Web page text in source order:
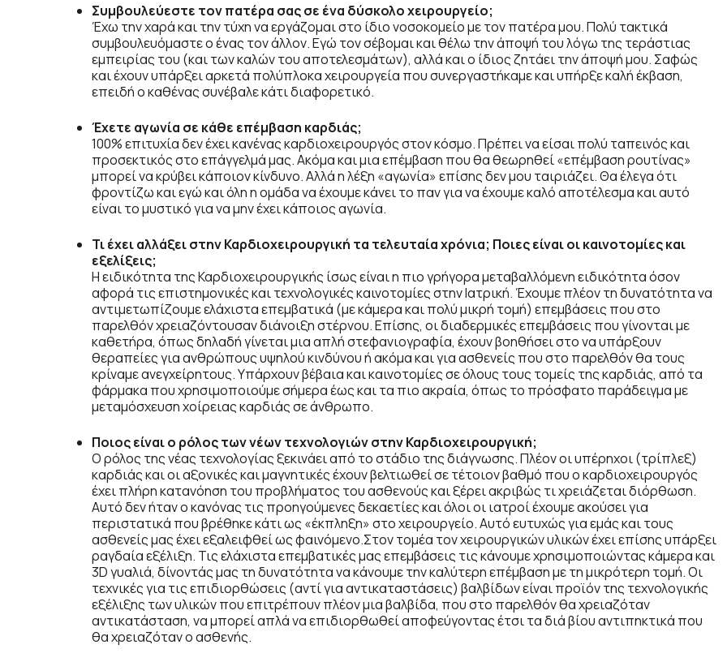
Συμβουλεύεστε τον πατέρα σας σε ένα δύσκολο χειρουργείο;
Έχω την χαρά και την τύχη να εργάζομαι στο ίδιο νοσοκομείο με τον πατέρα μου. Πολύ τακτικά
συμβουλευόμαστε ο ένας τον άλλον. Εγώ τον σέβομαι και θέλω την άποψή του λόγω της τεράστιας
εμπειρίας του (και των καλών του αποτελεσμάτων), αλλά και ο ίδιος ζητάει την άποψή μου. Σαφώς
και έχουν υπάρξει αρκετά πολύπλοκα χειρουργεία που συνεργαστήκαμε και υπήρξε καλή έκβαση,
επειδή ο καθένας συνέβαλε κάτι διαφορετικό.
Έχετε αγωνία σε κάθε επέμβαση καρδιάς;
100% επιτυχία δεν έχει κανένας καρδιοχειρουργός στον κόσμο. Πρέπει να είσαι πολύ ταπεινός και
προσεκτικός στο επάγγελμά μας. Ακόμα και μια επέμβαση που θα θεωρηθεί «επέμβαση ρουτίνας»
μπορεί να κρύβει κάποιον κίνδυνο. Αλλά η λέξη «αγωνία» επίσης δεν μου ταιριάζει. Θα έλεγα ότι
φροντίζω και εγώ και όλη η ομάδα να έχουμε κάνει το παν για να έχουμε καλό αποτέλεσμα και αυτό
είναι το μυστικό για να μην έχει κάποιος αγωνία.
Τι έχει αλλάξει στην Καρδιοχειρουργική τα τελευταία χρόνια; Ποιες είναι οι καινοτομίες και
εξελίξεις;
Η ειδικότητα της Καρδιοχειρουργικής ίσως είναι η πιο γρήγορα μεταβαλλόμενη ειδικότητα όσον
αφορά τις επιστημονικές και τεχνολογικές καινοτομίες στην Ιατρική. Έχουμε πλέον τη δυνατότητα να
αντιμετωπίζουμε ελάχιστα επεμβατικά (με κάμερα και πολύ μικρή τομή) επεμβάσεις που στο
παρελθόν χρειαζόντουσαν διάνοιξη στέρνου. Επίσης, οι διαδερμικές επεμβάσεις που γίνονται με
καθετήρα, όπως δηλαδή γίνεται μια απλή στεφανιογραφία, έχουν βοηθήσει στο να υπάρξουν
θεραπείες για ανθρώπους υψηλού κινδύνου ή ακόμα και για ασθενείς που στο παρελθόν θα τους
κρίναμε ανεγχείρητους. Υπάρχουν βέβαια και καινοτομίες σε όλους τους τομείς της καρδιάς, από τα
φάρμακα που χρησιμοποιούμε σήμερα έως και τα πιο ακραία, όπως το πρόσφατο παράδειγμα με
μεταμόσχευση χοίρειας καρδιάς σε άνθρωπο.
Ποιος είναι ο ρόλος των νέων τεχνολογιών στην Καρδιοχειρουργική;
Ο ρόλος της νέας τεχνολογίας ξεκινάει από το στάδιο της διάγνωσης. Πλέον οι υπέρηχοι (τρίπλεξ)
καρδιάς και οι αξονικές και μαγνητικές έχουν βελτιωθεί σε τέτοιον βαθμό που ο καρδιοχειρουργός
έχει πλήρη κατανόηση του προβλήματος του ασθενούς και ξέρει ακριβώς τι χρειάζεται διόρθωση.
Αυτό δεν ήταν ο κανόνας τις προηγούμενες δεκαετίες και όλοι οι ιατροί έχουμε ακούσει για
περιστατικά που βρέθηκε κάτι ως «έκπληξη» στο χειρουργείο. Αυτό ευτυχώς για εμάς και τους
ασθενείς μας έχει εξαλειφθεί ως φαινόμενο.Στον τομέα τον χειρουργικών υλικών έχει επίσης υπάρξει
ραγδαία εξέλιξη. Τις ελάχιστα επεμβατικές μας επεμβάσεις τις κάνουμε χρησιμοποιώντας κάμερα και
3D γυαλιά, δίνοντάς μας τη δυνατότητα να κάνουμε την καλύτερη επέμβαση με τη μικρότερη τομή. Οι
τεχνικές για τις επιδιορθώσεις (αντί για αντικαταστάσεις) βαλβίδων είναι προϊόν της τεχνολογικής
εξέλιξης των υλικών που επιτρέπουν πλέον μια βαλβίδα, που στο παρελθόν θα χρειαζόταν
αντικατάσταση, να μπορεί απλά να επιδιορθωθεί αποφεύγοντας έτσι τα διά βίου αντιπηκτικά που
θα χρειαζόταν ο ασθενής.